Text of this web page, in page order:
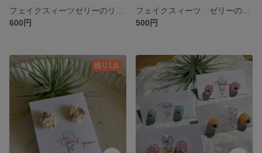
600円
500円
残り1点